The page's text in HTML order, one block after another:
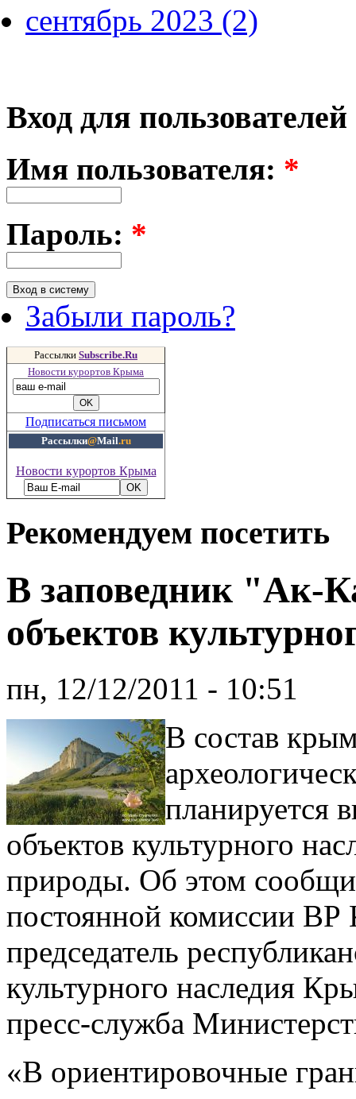
сентябрь 2023 (2)
Вход для пользователей
Имя пользователя: *
Пароль: *
Забыли пароль?
Рассылки Subscribe.Ru
Новости курортов Крыма
Подписаться письмом
Рассылки@Mail.ru
Новости курортов Крыма
Рекомендуем посетить
В заповедник "Ак-
объектов
пн, 12/12/2011 - 10:51
В состав
планируется
объектов культурного
природы. Об этом
постоянной комиссии ВР
председатель
культурного наследия
пресс-служба
«В ориентировочные